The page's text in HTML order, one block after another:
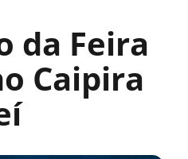
da Feira
Caipira